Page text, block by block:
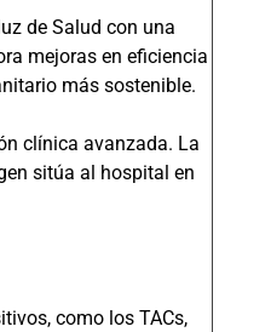
de Salud con una
mejoras en eficiencia
más sostenible.
clínica avanzada. La
sitúa al hospital en
como los TACs,